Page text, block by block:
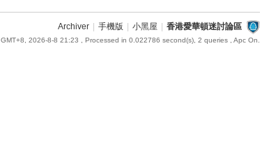
Archiver 手機版 小黑屋 香港愛華頓迷討論區
GMT+8, 2026-8-8 21:23 , Processed in 0.022786 second(s), 2 queries , Apc On.